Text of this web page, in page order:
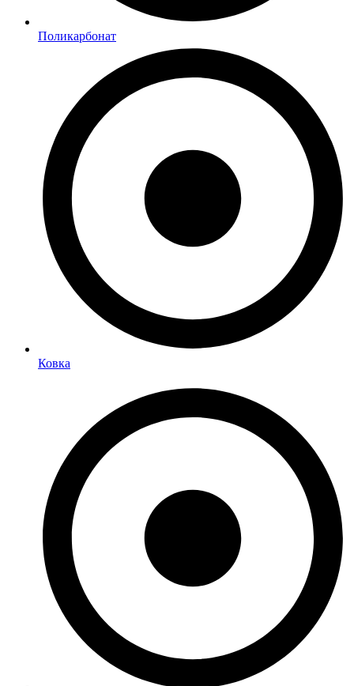
Поликарбонат
Ковка